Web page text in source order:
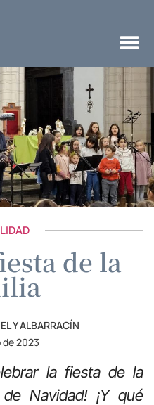
de la
Y ALBARRACÍN
de 2023
la fiesta de la
Navidad! ¡Y qué